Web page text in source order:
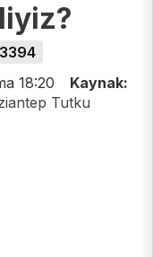
3394
18:20
Kaynak:
Tutku